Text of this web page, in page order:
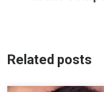
Related posts